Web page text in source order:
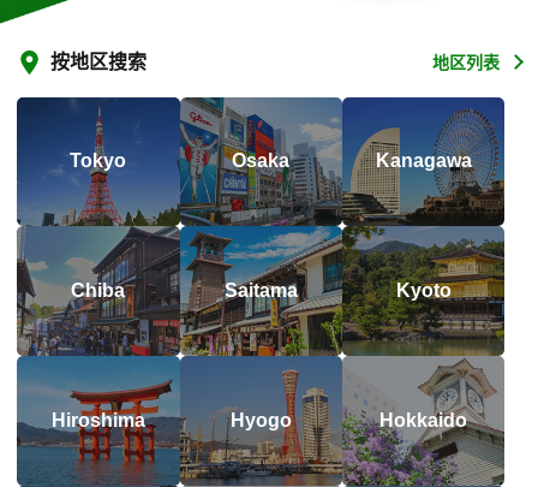
按地区搜索 地区列表
Tokyo Osaka Kanagawa
Chiba Saitama Kyoto
Hiroshima Hyogo Hokkaido